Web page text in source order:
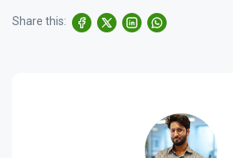
Share this: